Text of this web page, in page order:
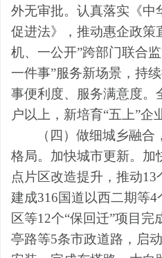
外无审批。认真落实《中
促进法》，推动惠企政策
机、一公开”跨部门联合
一件事”服务新场景，持
事便利度、服务满意度。
户以上，新培育“五上”企
（四）做细城乡融
格局。 加快城市更新。加
点片区改造提升，推动13
建成316国道以西二期等4
区等12个“保回迁”项目完
亭路等5条市政道路，启